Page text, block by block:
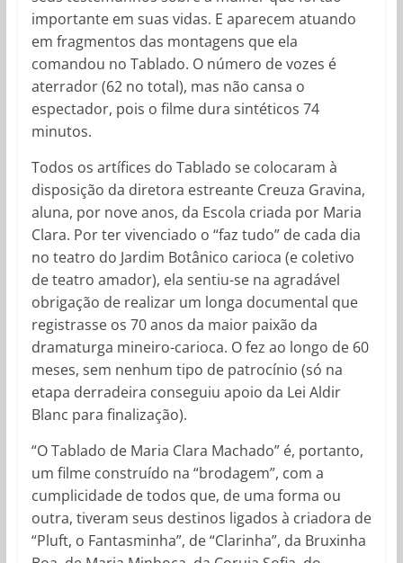
importante em suas vidas. E aparecem atuando
em fragmentos das montagens que ela
comandou no Tablado. O número de vozes é
aterrador (62 no total), mas não cansa o
espectador, pois o filme dura sintéticos 74
minutos.
Todos os artífices do Tablado se colocaram à
disposição da diretora estreante Creuza Gravina,
aluna, por nove anos, da Escola criada por Maria
Clara. Por ter vivenciado o “faz tudo” de cada dia
no teatro do Jardim Botânico carioca (e coletivo
de teatro amador), ela sentiu-se na agradável
obrigação de realizar um longa documental que
registrasse os 70 anos da maior paixão da
dramaturga mineiro-carioca. O fez ao longo de 60
meses, sem nenhum tipo de patrocínio (só na
etapa derradeira conseguiu apoio da Lei Aldir
Blanc para finalização).
“O Tablado de Maria Clara Machado” é, portanto,
um filme construído na “brodagem”, com a
cumplicidade de todos que, de uma forma ou
outra, tiveram seus destinos ligados à criadora de
“Pluft, o Fantasminha”, de “Clarinha”, da Bruxinha